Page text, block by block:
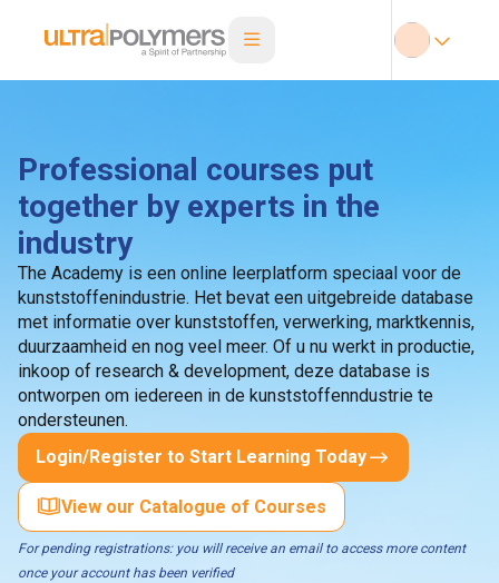
Professional courses put
together by experts in the
industry
The Academy is een online leerplatform speciaal voor de
kunststoffenindustrie. Het bevat een uitgebreide database
met informatie over kunststoffen, verwerking, marktkennis,
duurzaamheid en nog veel meer. Of u nu werkt in productie,
inkoop of research & development, deze database is
ontworpen om iedereen in de kunststoffenndustrie te
ondersteunen.
Login/Register to Start Learning Today
View our Catalogue of Courses
For pending registrations: you will receive an email to access more content
once your account has been verified